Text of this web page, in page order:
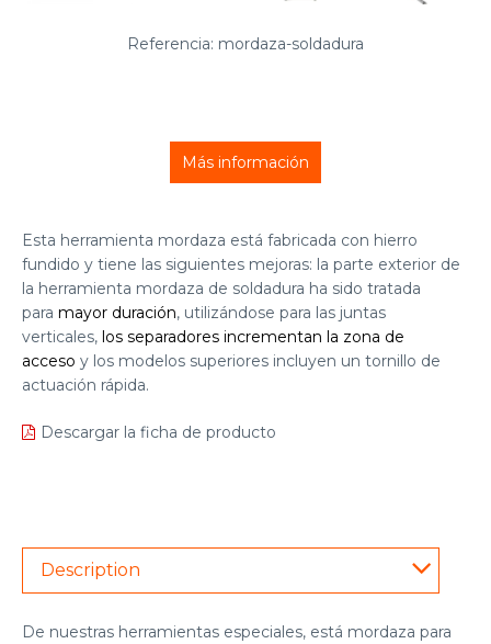
Referencia: mordaza-soldadura
Esta herramienta mordaza está fabricada con hierro
fundido y tiene las siguientes mejoras: la parte exterior de
la herramienta mordaza de soldadura ha sido tratada
para mayor duración, utilizándose para las juntas
verticales, los separadores incrementan la zona de
acceso y los modelos superiores incluyen un tornillo de
actuación rápida.
Descargar la ficha de producto
Más información
Description
De nuestras herramientas especiales, está mordaza para